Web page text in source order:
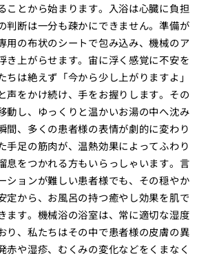
ことから始まります。入浴は心臓に負担
判断は一分も疎かにできません。準備が
用の布状のシートで包み込み、機械のア
き上がらせます。宙に浮く感覚に不安を
ちは絶えず「今から少し上がりますよ」
声をかけ続け、手をお握りします。その
動し、ゆっくりと温かいお湯の中へ沈み
間、多くの患者様の表情が劇的に変わり
手足の筋肉が、温熱効果によってふわり
息をつかれる方もいらっしゃいます。言
ションが難しい患者様でも、その穏やか
定から、お風呂の持つ癒やし効果を肌で
ます。機械浴の浴室は、常に適切な湿度
り、私たちはその中で患者様の皮膚の異
赤や湿疹、むくみの変化などをくまなく